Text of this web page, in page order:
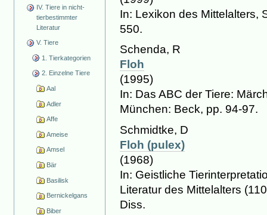
IV. Tiere in nicht-
tierbestimmter
Literatur
V. Tiere
1. Tierkategorien
2. Einzelne Tiere
Aal
Adler
Affe
Ameise
Amsel
Bär
Basilisk
Bernickelgans
Biber
In: Lexikon des Mittelalters,
550.
Schenda, R
Floh
(1995)
In: Das ABC der Tiere:
München: Beck, pp. 94-97.
Schmidtke, D
Floh (pulex)
(1968)
In: Geistliche
Literatur des Mittelalters
Diss.